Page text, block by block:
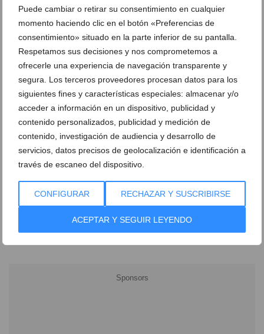
Puede cambiar o retirar su consentimiento en cualquier
momento haciendo clic en el botón «Preferencias de
consentimiento» situado en la parte inferior de su pantalla.
Respetamos sus decisiones y nos comprometemos a
ofrecerle una experiencia de navegación transparente y
segura. Los terceros proveedores procesan datos para los
siguientes fines y características especiales: almacenar y/o
acceder a información en un dispositivo, publicidad y
contenido personalizados, publicidad y medición de
contenido, investigación de audiencia y desarrollo de
servicios, datos precisos de geolocalización e identificación a
través de escaneo del dispositivo.
CONFIGURAR RECHAZAR Y SUSCRIBIRSE
ACEPTAR Y SEGUIR LEYENDO
Ver sorteos